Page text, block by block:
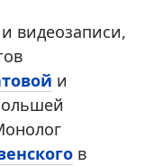
видеозаписи,
и
в